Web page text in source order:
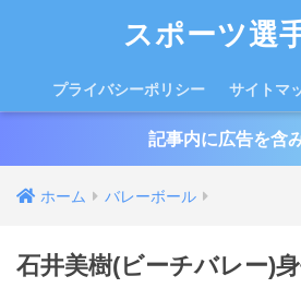
スポーツ選
プライバシーポリシー サイトマ
記事内に広告を含
ホーム バレーボール
石井美樹(ビーチバレー)